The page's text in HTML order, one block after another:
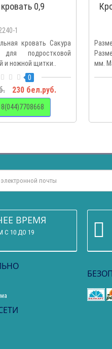
0,9
1
кровать Сакура
подростковой
и ножной щитки..
0
230 бел.руб.
мм.
ВРЕМЯ
С 10 ДО 19